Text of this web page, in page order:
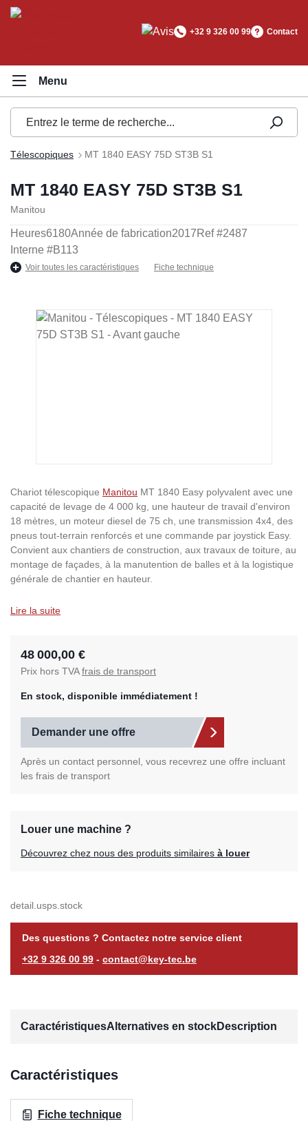
principal
+32 9 326 00 99 Contact
Télescopiques MT 1840 EASY 75D ST3B S1
MT 1840 EASY 75D ST3B S1
Manitou
Heures6180Année de fabrication2017Ref #2487
Interne #B113
Voir toutes les caractéristiques Fiche technique
Ignorer la galerie d'images
Chariot télescopique Manitou MT 1840 Easy polyvalent avec une
capacité de levage de 4 000 kg, une hauteur de travail d'environ
18 mètres, un moteur diesel de 75 ch, une transmission 4x4, des
pneus tout-terrain renforcés et une commande par joystick Easy.
Convient aux chantiers de construction, aux travaux de toiture, au
montage de façades, à la manutention de balles et à la logistique
générale de chantier en hauteur.
Lire la suite
48 000,00 €
Prix hors TVAfrais de transport
En stock, disponible immédiatement !
Demander une offre
Après un contact personnel, vous recevrez une offre incluant
les frais de transport
Louer une machine ?
Découvrez chez nous des produits similaires à louer
detail.usps.stock
Des questions ? Contactez notre service client
+32 9 326 00 99 - contact@key-tec.be
CaractéristiquesAlternatives en stockDescription
Caractéristiques
Fiche technique